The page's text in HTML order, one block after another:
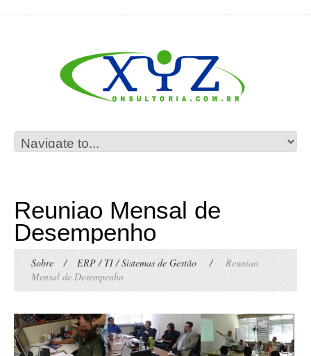
Reuniao Mensal de
Desempenho
Sobre / ERP / TI / Sistemas de Gestão /
Reuniao
Mensal de Desempenho